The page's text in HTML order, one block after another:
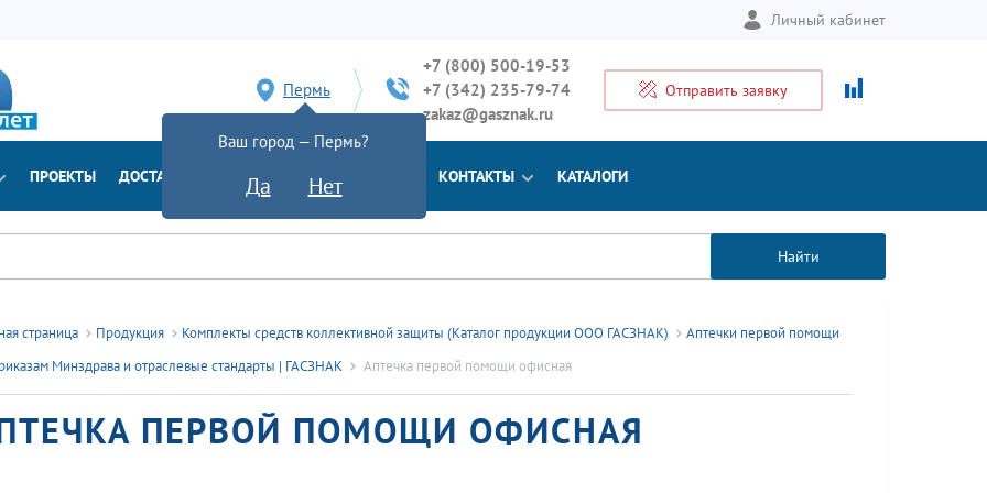
Личный кабинет
Пермь
Ваш город — Пермь?
Да Нет
+7 (800) 500-19-53
+7 (342) 235-79-74
zakaz@gasznak.ru
Отправить заявку
ПРОЕКТЫ ДОСТАВКА ДОКУМЕНТЫ КОНТАКТЫ КАТАЛОГИ
Найти
страница Продукция Комплекты средств коллективной защиты (Каталог продукции ООО ГАСЗНАК)
Аптечки первой помощи
Минздрава и отраслевые стандарты | ГАСЗНАК
Аптечка первой помощи офисная
ПЕРВОЙ ПОМОЩИ ОФИСНАЯ